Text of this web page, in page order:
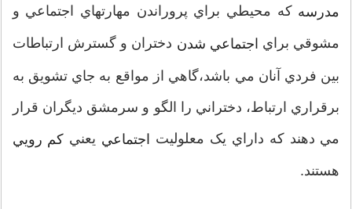
مدرسه که محيطي براي پروراندن مهارتهاي اجتماعي و
مشوقي براي اجتماعي شدن دختران و گسترش ارتباطات
بين فردي آنان مي باشد،گاهي از مواقع به جاي تشويق به
برقراري ارتباط، دختراني را الگو و سرمشق ديگران قرار
مي دهند که داراي يک معلوليت اجتماعي يعني کم رويي
هستند.